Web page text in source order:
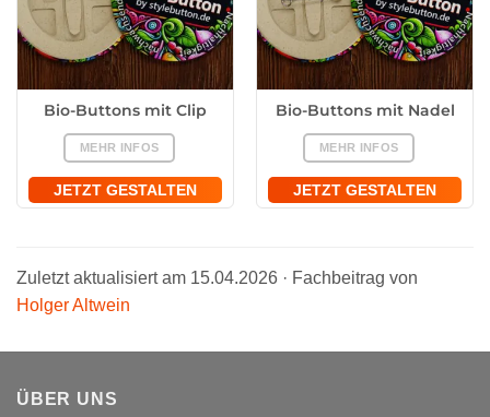
Bio-Buttons mit Clip
MEHR INFOS
JETZT GESTALTEN
Bio-Buttons mit Nadel
MEHR INFOS
JETZT GESTALTEN
Zuletzt aktualisiert am 15.04.2026 · Fachbeitrag von
Holger Altwein
ÜBER UNS